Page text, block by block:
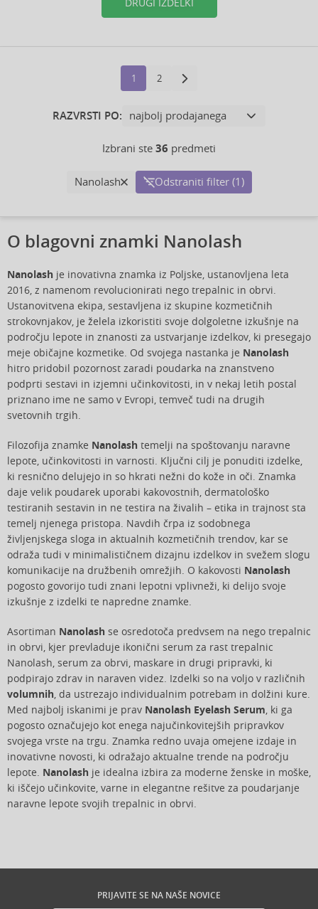
DRUGI IZDELKI
1 2
RAZVRSTI PO:
Izbrani ste 36 predmeti
Nanolash Odstraniti filter (1)
O blagovni znamki Nanolash
Nanolash je inovativna znamka iz Poljske, ustanovljena leta
2016, z namenom revolucionirati nego trepalnic in obrvi.
Ustanovitvena ekipa, sestavljena iz skupine kozmetičnih
strokovnjakov, je želela izkoristiti svoje dolgoletne izkušnje na
področju lepote in znanosti za ustvarjanje izdelkov, ki presegajo
meje običajne kozmetike. Od svojega nastanka je Nanolash
hitro pridobil pozornost zaradi poudarka na znanstveno
podprti sestavi in izjemni učinkovitosti, in v nekaj letih postal
priznano ime ne samo v Evropi, temveč tudi na drugih
svetovnih trgih.
Filozofija znamke Nanolash temelji na spoštovanju naravne
lepote, učinkovitosti in varnosti. Ključni cilj je ponuditi izdelke,
ki resnično delujejo in so hkrati nežni do kože in oči. Znamka
daje velik poudarek uporabi kakovostnih, dermatološko
testiranih sestavin in ne testira na živalih – etika in trajnost sta
temelj njenega pristopa. Navdih črpa iz sodobnega
življenjskega sloga in aktualnih kozmetičnih trendov, kar se
odraža tudi v minimalističnem dizajnu izdelkov in svežem slogu
komunikacije na družbenih omrežjih. O kakovosti Nanolash
pogosto govorijo tudi znani lepotni vplivneži, ki delijo svoje
izkušnje z izdelki te napredne znamke.
Asortiman Nanolash se osredotoča predvsem na nego trepalnic
in obrvi, kjer prevladuje ikonični serum za rast trepalnic
Nanolash, serum za obrvi, maskare in drugi pripravki, ki
podpirajo zdrav in naraven videz. Izdelki so na voljo v različnih
volumnih, da ustrezajo individualnim potrebam in dolžini kure.
Med najbolj iskanimi je prav Nanolash Eyelash Serum, ki ga
pogosto označujejo kot enega najučinkovitejših pripravkov
svojega vrste na trgu. Znamka redno uvaja omejene izdaje in
inovativne novosti, ki odražajo aktualne trende na področju
lepote. Nanolash je idealna izbira za moderne ženske in moške,
ki iščejo učinkovite, varne in elegantne rešitve za poudarjanje
naravne lepote svojih trepalnic in obrvi.
PRIJAVITE SE NA NAŠE NOVICE